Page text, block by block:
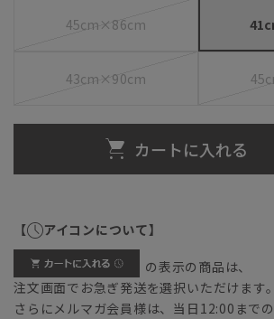
45cm×86cm
43cm×90cm
カートに入れる
【 アイコンについて】
の表示の商品は、
注文画面でお急ぎ発送を選択いただけます。
さらにメルマガ会員様は、当日12:00まで